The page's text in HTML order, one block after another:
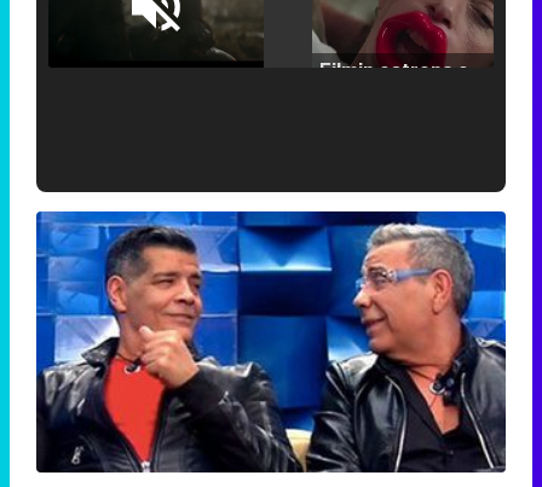
Unmute /
'120 Minutos' celebra sus 2.000 programas en Telemadrid con un vídeo del día a día en la redacción
Tráiler de '33 días', la nueva serie de Atresplayer con Julián Villagrán y José Manuel Poga